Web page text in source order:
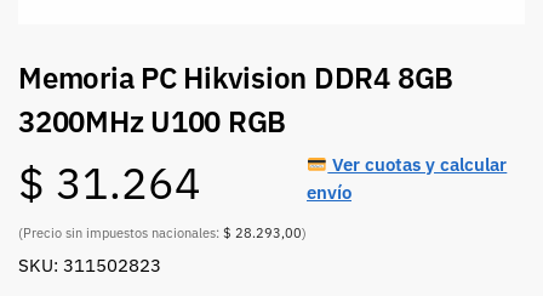
Memoria PC Hikvision DDR4 8GB
3200MHz U100 RGB
$ 31.264
(Precio sin impuestos nacionales: $ 28.293,00)
Ver cuotas y calcular
envío
SKU: 311502823